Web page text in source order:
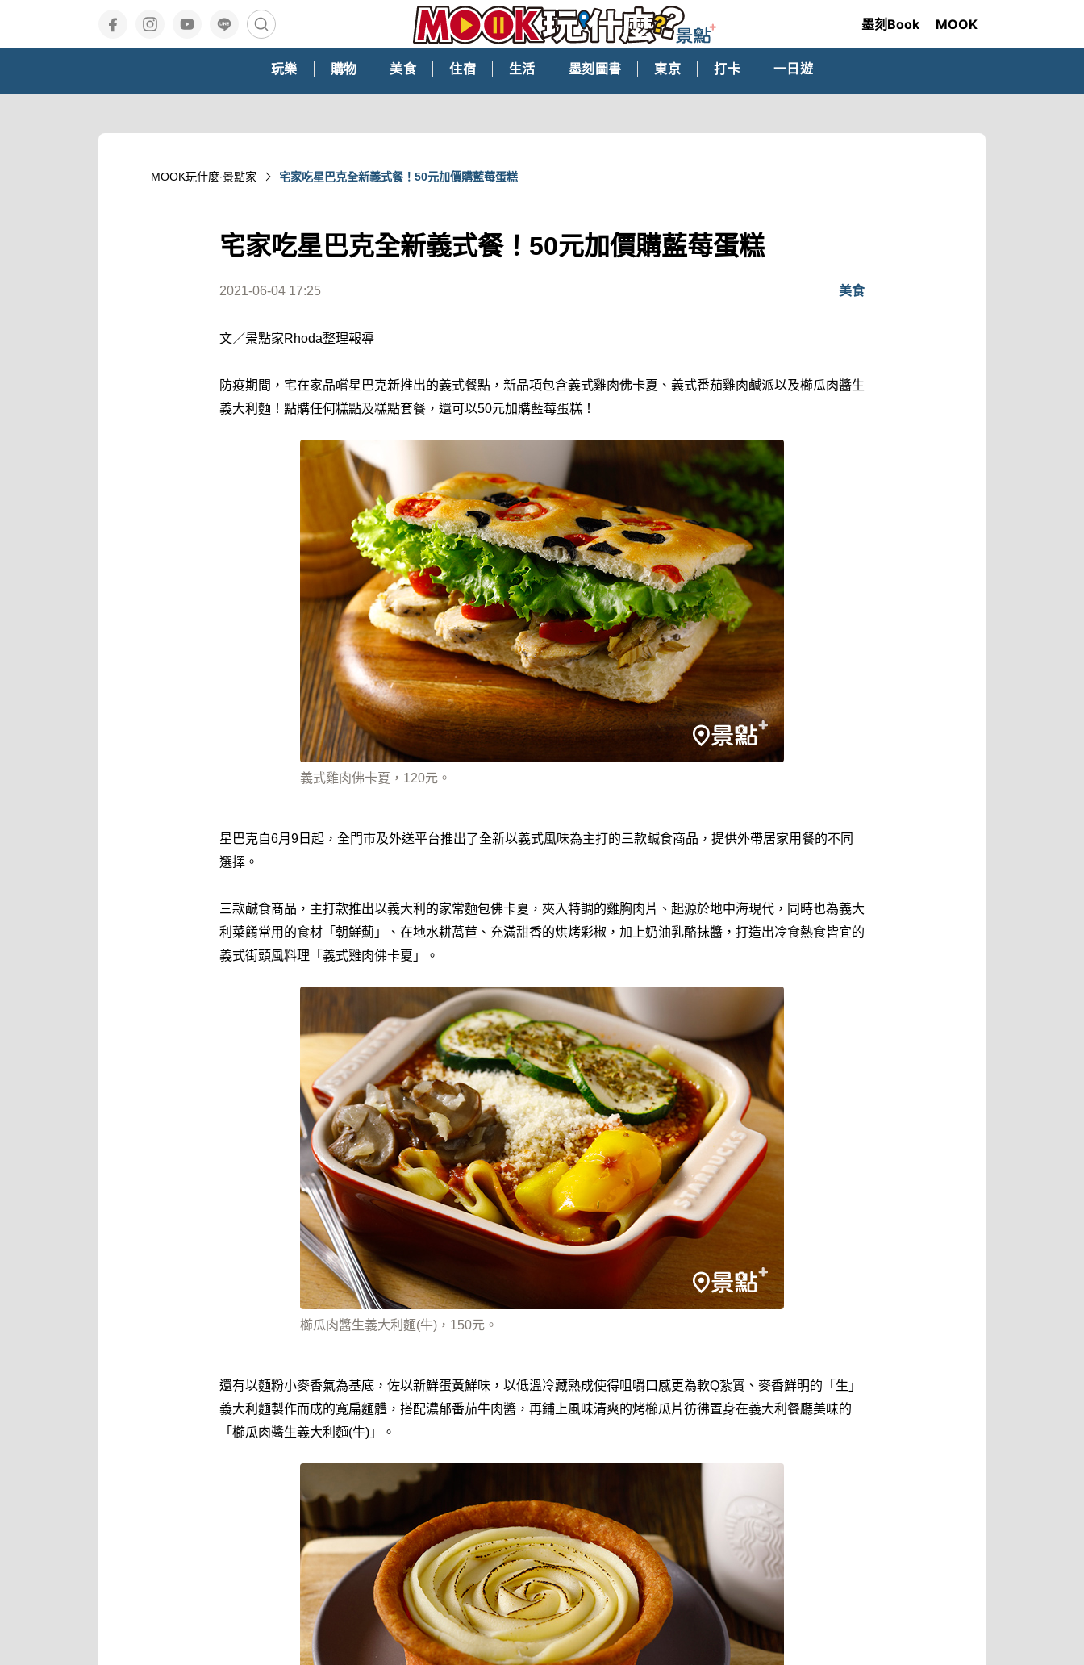
墨刻Book MOOK
玩樂 購物 美食 住宿 生活 墨刻圖書 東京 打卡 一日遊
MOOK玩什麼‧景點家 宅家吃星巴克全新義式餐！50元加價購藍莓蛋糕
宅家吃星巴克全新義式餐！50元加價購藍莓蛋糕
2021-06-04 17:25 美食
文／景點家Rhoda整理報導
防疫期間，宅在家品嚐星巴克新推出的義式餐點，新品項包含義式雞肉佛卡夏、義式番茄雞肉鹹派以及櫛瓜肉醬生
義大利麵！點購任何糕點及糕點套餐，還可以50元加購藍莓蛋糕！
義式雞肉佛卡夏，120元。
星巴克自6月9日起，全門市及外送平台推出了全新以義式風味為主打的三款鹹食商品，提供外帶居家用餐的不同
選擇。
三款鹹食商品，主打款推出以義大利的家常麵包佛卡夏，夾入特調的雞胸肉片、起源於地中海現代，同時也為義大
利菜餚常用的食材「朝鮮薊」、在地水耕萵苣、充滿甜香的烘烤彩椒，加上奶油乳酪抹醬，打造出冷食熱食皆宜的
義式街頭風料理「義式雞肉佛卡夏」。
櫛瓜肉醬生義大利麵(牛)，150元。
還有以麵粉小麥香氣為基底，佐以新鮮蛋黃鮮味，以低溫冷藏熟成使得咀嚼口感更為軟Q紮實、麥香鮮明的「生」
義大利麵製作而成的寬扁麵體，搭配濃郁番茄牛肉醬，再鋪上風味清爽的烤櫛瓜片彷彿置身在義大利餐廳美味的
「櫛瓜肉醬生義大利麵(牛)」。